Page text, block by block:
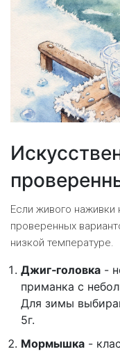
Если живого наживки
проверенных
низкой температуре.
Джиг‑головка -
приманка с
Для зимы
5г.
Мормышка -